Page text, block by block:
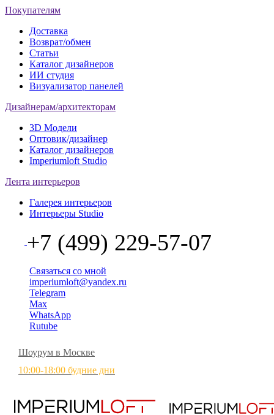
Покупателям
Доставка
Возврат/обмен
Статьи
Каталог дизайнеров
ИИ студия
Визуализатор панелей
Дизайнерам/архитекторам
3D Модели
Оптовик/дизайнер
Каталог дизайнеров
Imperiumloft Studio
Лента интерьеров
Галерея интерьеров
Интерьеры Studio
+7 (499) 229-57-07
Связаться со мной
imperiumloft@yandex.ru
Telegram
Max
WhatsApp
Rutube
Шоурум в Москве
10:00-18:00 будние дни